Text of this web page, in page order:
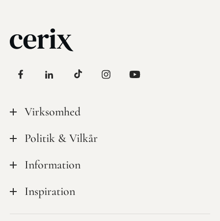
Virksomhed
Tilsynsrapporter
Mød personalet
Politik & Vilkår
Privatlivspolitik
Handelsbetingelser
Information
Kampagner
Udstyr
Finansiering
Inspiration
Medlemsskab